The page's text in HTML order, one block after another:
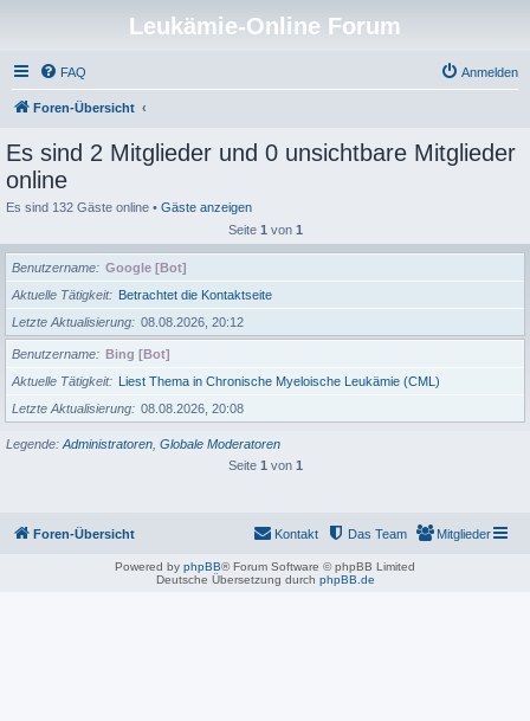
Leukämie-Online Forum
FAQ Anmelden
Foren-Übersicht
Es sind 2 Mitglieder und 0 unsichtbare Mitglieder
online
Es sind 132 Gäste online • Gäste anzeigen
Seite 1 von 1
Benutzername
Google [Bot]
Aktuelle Tätigkeit
Betrachtet die Kontaktseite
Letzte Aktualisierung
08.08.2026, 20:12
Benutzername
Bing [Bot]
Aktuelle Tätigkeit
Liest Thema in Chronische Myeloische Leukämie (CML)
Letzte Aktualisierung
08.08.2026, 20:08
Legende: Administratoren Globale Moderatoren
Seite 1 von 1
Foren-Übersicht Mitglieder
Das Team
Kontakt
Powered by phpBB® Forum Software © phpBB Limited
Deutsche Übersetzung durch phpBB.de